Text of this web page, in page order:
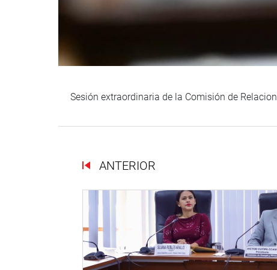
Sesión extraordinaria de la Comisión de
ANTERIOR